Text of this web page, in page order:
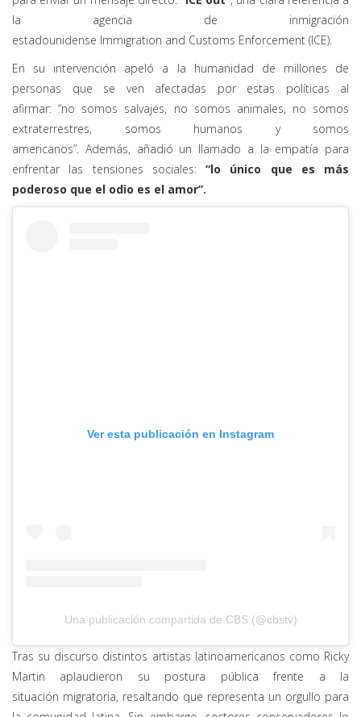
la agencia de inmigración
estadounidense Immigration and Customs Enforcement (ICE).
En su intervención apeló a la humanidad de millones de
personas que se ven afectadas por estas políticas al
afirmar: “no somos salvajes, no somos animales, no somos
extraterrestres, somos humanos y somos
americanos”. Además, añadió un llamado a la empatía para
enfrentar las tensiones sociales: “lo único que es más
poderoso que el odio es el amor”.
Ver esta publicación en Instagram
Una publicación compartida de CBS (@cbstv)
Tras su discurso distintos artistas latinoamericanos como Ricky
Martin aplaudieron su postura pública frente a la
situación migratoria, resaltando que representa un orgullo para